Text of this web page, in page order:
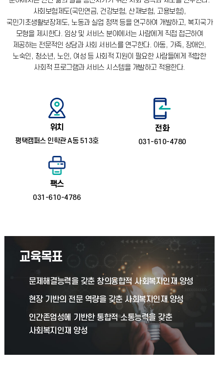
사회보험제도(국민연금, 건강보험, 산재보험, 고용보험),
국민기초생활보장제도, 노동과 실업 정책 등을 연구하여 개발하고, 복지국가
모형을 제시한다. 임상 및 서비스 분야에서는 사람에게 직접 접근하여
제공하는 전문적인 상담과 사회 서비스를 연구한다. 아동, 가족, 장애인,
노숙인, 청소년, 노인, 여성 등 사회적 지원이 필요한 사람들에게 적합한
사회적 프로그램과 서비스 시스템을 개발하고 적용한다.
위치
평택캠퍼스 인학관 A동 513호
전화
031-610-4780
팩스
031-610-4786
교육목표
문제해결능력을 갖춘 창의융합적 사회복지인재 양성
현장 기반의 전문 역량을 갖춘 사회복지인재 양성
인간존엄성에 기반한 통합적 소통능력을 갖춘
사회복지인재 양성